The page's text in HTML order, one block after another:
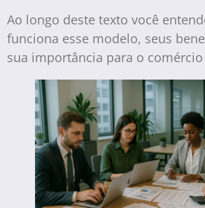
Ao longo deste texto você
funciona esse modelo, seus
sua importância para o